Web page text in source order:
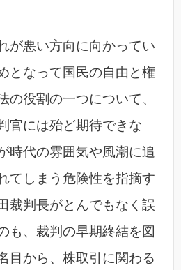
が悪い方向に向かってい
となって国民の自由と権
の役割の一つについて、
官には殆ど期待できな
時代の雰囲気や風潮に追
てしまう危険性を指摘す
裁判長がとんでもなく誤
も、裁判の早期終結を図
目から、株取引に関わる